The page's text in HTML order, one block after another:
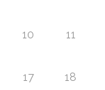
10 11
17 18